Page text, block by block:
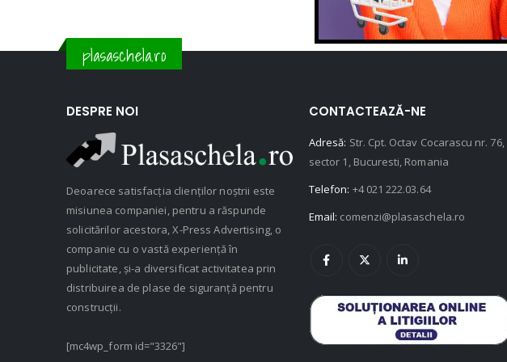
plasaschela.ro
DESPRE NOI
Deoarece satisfacția clienților noștrii este
misiunea companiei, pentru a răspunde
solicitărilor acestora, X-Press Advertising, o
companie cu o vastă experiență în
publicitate, și-a diversificat activitatea prin
distribuirea de plase de siguranță pentru
construcții.
[mc4wp_form id="3326"]
CONTACTEAZĂ-NE
Adresă: Str. Cpt. Octav Cocarascu nr. 76,
sector 1, Bucuresti, Romania
Telefon: +4 021 222.03.64
Email: comenzi@plasaschela.ro